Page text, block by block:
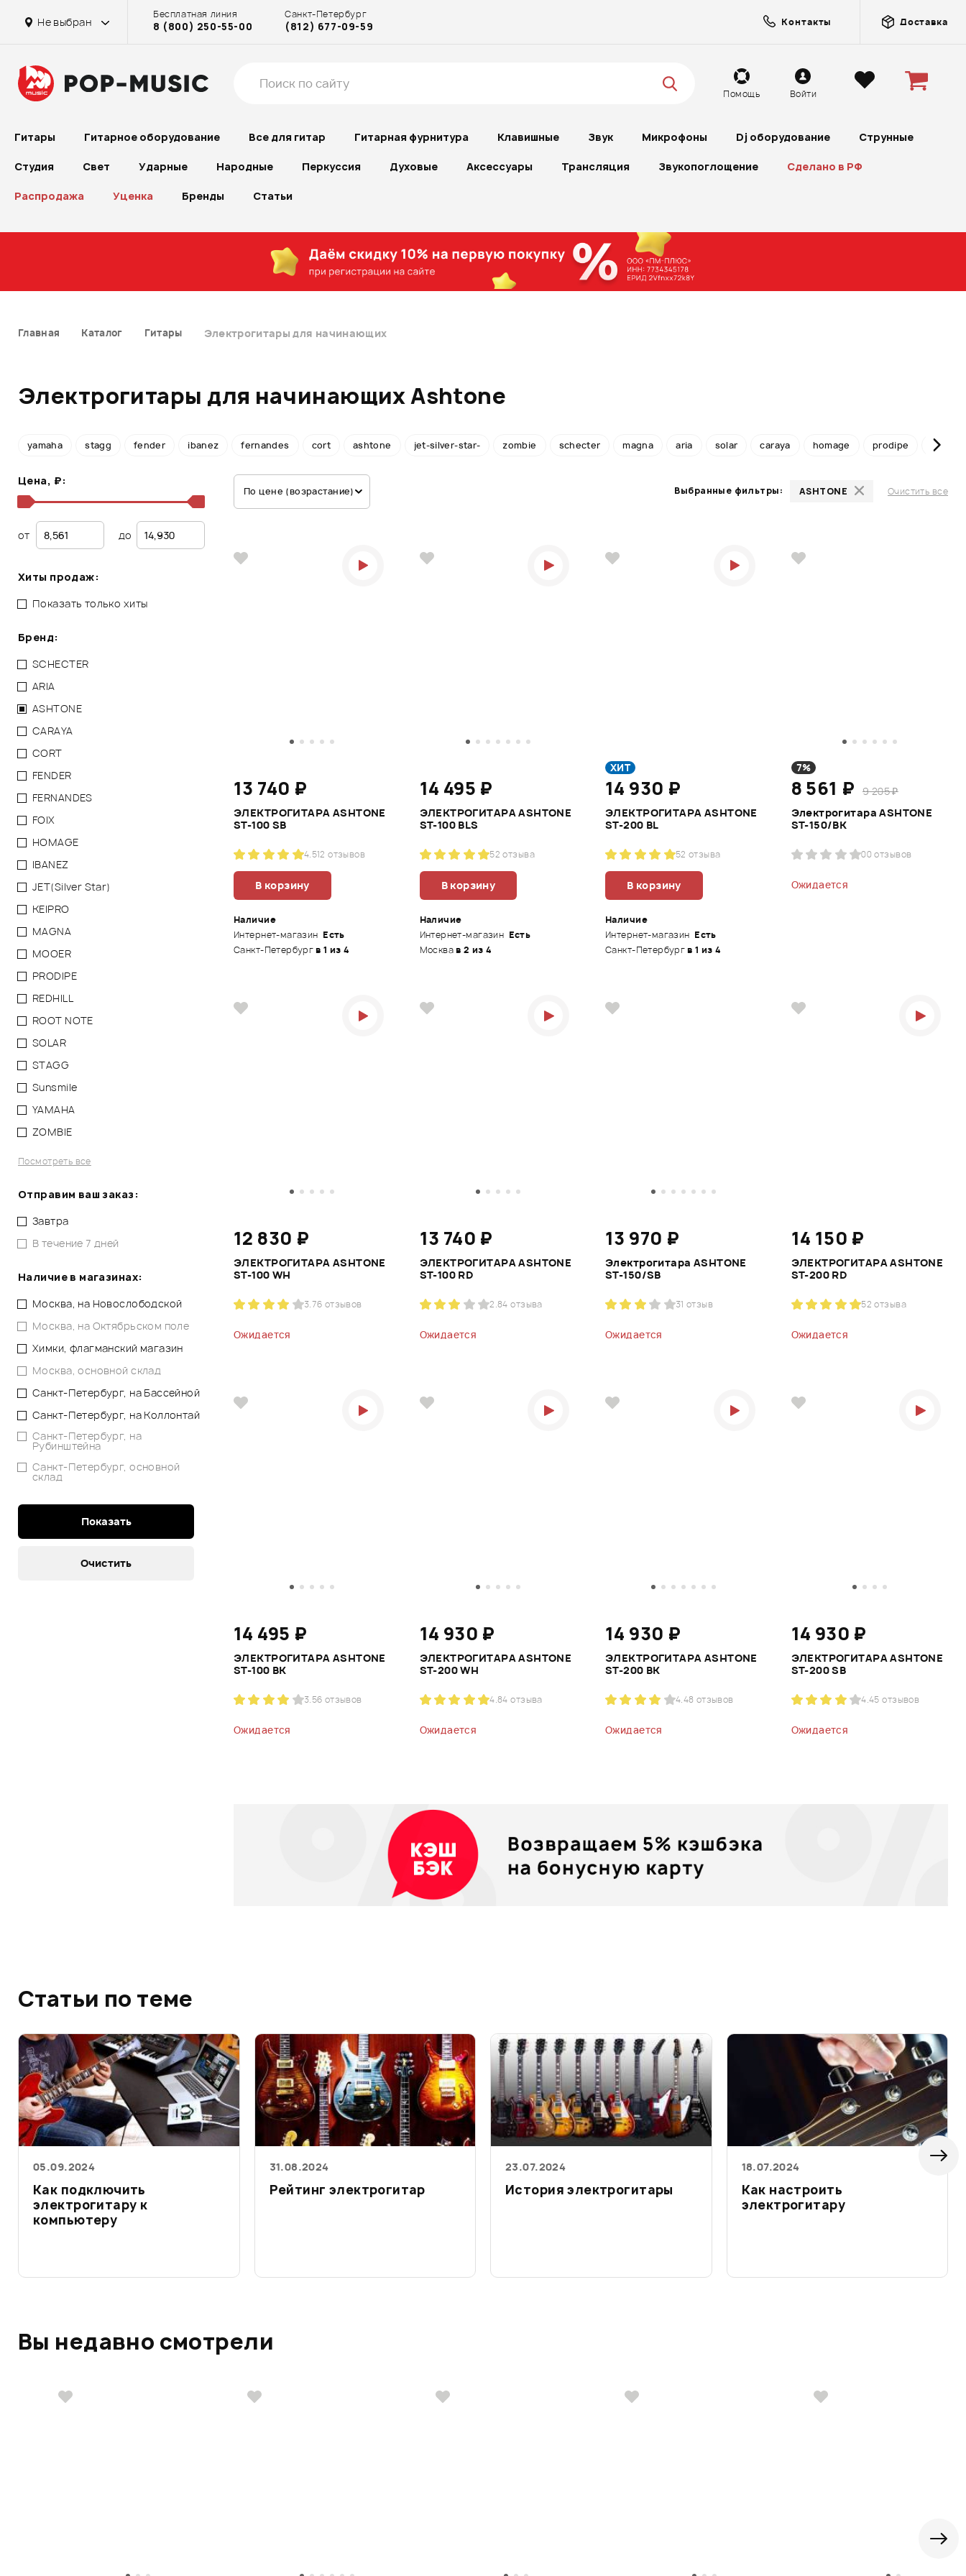
Не выбран
Бесплатная линия
8 (800) 250-55-00
Санкт-Петербург
(812) 677-09-59 Контакты Доставка
Помощь Войти
Гитары Гитарное оборудование Все для гитар Гитарная фурнитура Клавишные Звук Микрофоны Dj оборудование Струнные
Студия Свет Ударные Народные Перкуссия Духовые Аксессуары Трансляция Звукопоглощение Сделано в РФ
Распродажа Уценка Бренды Статьи
Главная Каталог Гитары Электрогитары для начинающих
Электрогитары для начинающих Ashtone
yamaha stagg fender ibanez fernandes cort ashtone jet-silver-star- zombie schecter magna aria solar caraya homage prodipe redhill
Цена, ₽:
от до
Хиты продаж:
Показать только хиты
Бренд:
SCHECTER
ARIA
ASHTONE
CARAYA
CORT
FENDER
FERNANDES
FOIX
HOMAGE
IBANEZ
JET(Silver Star)
KEIPRO
MAGNA
MOOER
PRODIPE
REDHILL
ROOT NOTE
SOLAR
STAGG
Sunsmile
YAMAHA
ZOMBIE
Посмотреть все
Отправим ваш заказ:
Завтра
В течение 7 дней
Наличие в магазинах:
Москва, на Новослободской
Москва, на Октябрьском поле
Химки, флагманский магазин
Москва, основной склад
Санкт-Петербург, на Бассейной
Санкт-Петербург, на Коллонтай
Санкт-Петербург, на
Рубинштейна
Санкт-Петербург, основной
склад
По цене (возрастание) Выбранные фильтры: ASHTONE Очистить все
13 740 ₽
ЭЛЕКТРОГИТАРА ASHTONE
ST-100 SB
4.512 отзывов
В корзину
Наличие
Интернет-магазин Есть
Санкт-Петербургв 1 из 4
14 495 ₽
ЭЛЕКТРОГИТАРА ASHTONE
ST-100 BLS
52 отзыва
В корзину
Наличие
Интернет-магазин Есть
Москвав 2 из 4
ХИТ
14 930 ₽
ЭЛЕКТРОГИТАРА ASHTONE
ST-200 BL
52 отзыва
В корзину
Наличие
Интернет-магазин Есть
Санкт-Петербургв 1 из 4
7%
8 561 ₽
9 205 ₽
Электрогитара ASHTONE
ST-150/BK
00 отзывов
Ожидается
12 830 ₽
ЭЛЕКТРОГИТАРА ASHTONE
ST-100 WH
3.76 отзывов
Ожидается
13 740 ₽
ЭЛЕКТРОГИТАРА ASHTONE
ST-100 RD
2.84 отзыва
Ожидается
13 970 ₽
Электрогитара ASHTONE
ST-150/SB
31 отзыв
Ожидается
14 150 ₽
ЭЛЕКТРОГИТАРА ASHTONE
ST-200 RD
52 отзыва
Ожидается
14 495 ₽
ЭЛЕКТРОГИТАРА ASHTONE
ST-100 BK
3.56 отзывов
Ожидается
14 930 ₽
ЭЛЕКТРОГИТАРА ASHTONE
ST-200 WH
4.84 отзыва
Ожидается
14 930 ₽
ЭЛЕКТРОГИТАРА ASHTONE
ST-200 BK
4.48 отзывов
Ожидается
14 930 ₽
ЭЛЕКТРОГИТАРА ASHTONE
ST-200 SB
4.45 отзывов
Ожидается
Статьи по теме
05.09.2024
Как подключить
электрогитару к
компьютеру
31.08.2024
Рейтинг электрогитар
23.07.2024
История электрогитары
18.07.2024
Как настроить
электрогитару
Вы недавно смотрели
на Достоевской